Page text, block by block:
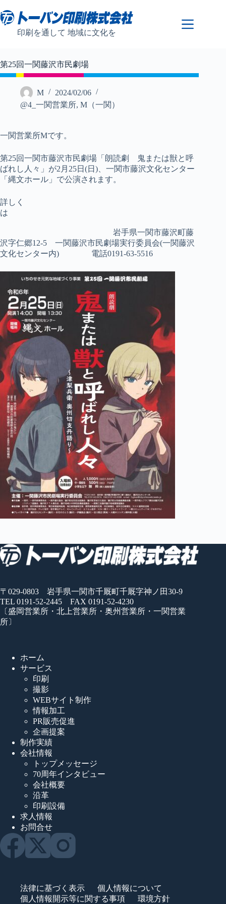
ン
テ
ス
キ
印刷を通して 地域に文化を
第25回一関藤沢市民劇場
M
2024/02/06
@4_一関営業所, M（一関）
一関営業所Mです。
第25回一関市藤沢市民劇場「朗読劇 鬼または獣と呼
ばれし人々」が2月25日(日)、一関市藤沢文化センター
「縄文ホール」で公演されます。
詳しく
は
岩手県一関市藤沢町藤
沢字仁郷12-5 一関藤沢市民劇場実行委員会(一関藤沢
文化センター内) 電話0191-63-5516
〒029-0803 岩手県一関市千厩町千厩字神ノ田30-9
TEL 0191-52-2445 FAX 0191-52-4230
〔盛岡営業所・北上営業所・奥州営業所・一関営業
所〕
ホーム
サービス
印刷
撮影
WEBサイト制作
情報加工
PR販売促進
企画提案
制作実績
会社情報
トップメッセージ
70周年インタビュー
会社概要
沿革
印刷設備
求人情報
お問合せ
法律に基づく表示
個人情報について
個人情報開示等に関する事項
環境方針